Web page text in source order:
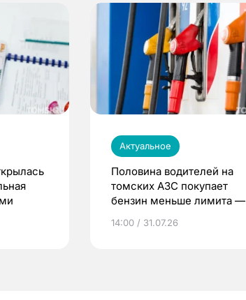
Актуальное
Половина водителей на
томских АЗС покупает
бензин меньше лимита —
14:00 / 31.07.26